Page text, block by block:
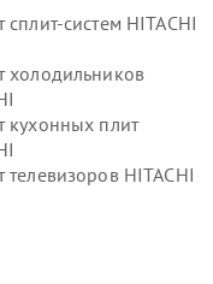
сплит-систем HITACHI
холодильников
кухонных плит
телевизоров HITACHI